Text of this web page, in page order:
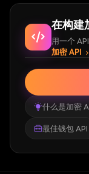
在构建
用一个
加密 API
什么是加密
最佳钱包 API